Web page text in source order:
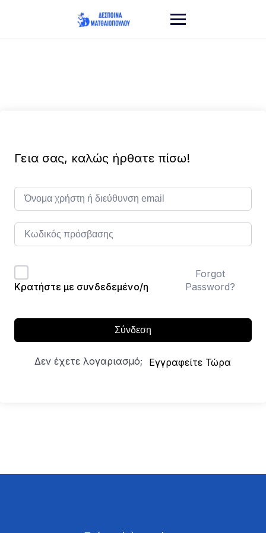
Γεια σας, καλώς ήρθατε πίσω!
Κρατήστε με συνδεδεμένο/η
Forgot
Password?
Σύνδεση
Δεν έχετε λογαριασμό; Εγγραφείτε Τώρα